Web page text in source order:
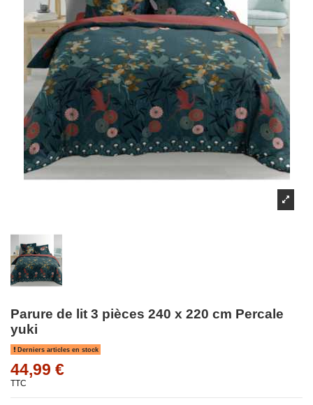
Parure de lit 3 pièces 240 x 220 cm Percale
yuki
Derniers articles en stock
44,99 €
TTC